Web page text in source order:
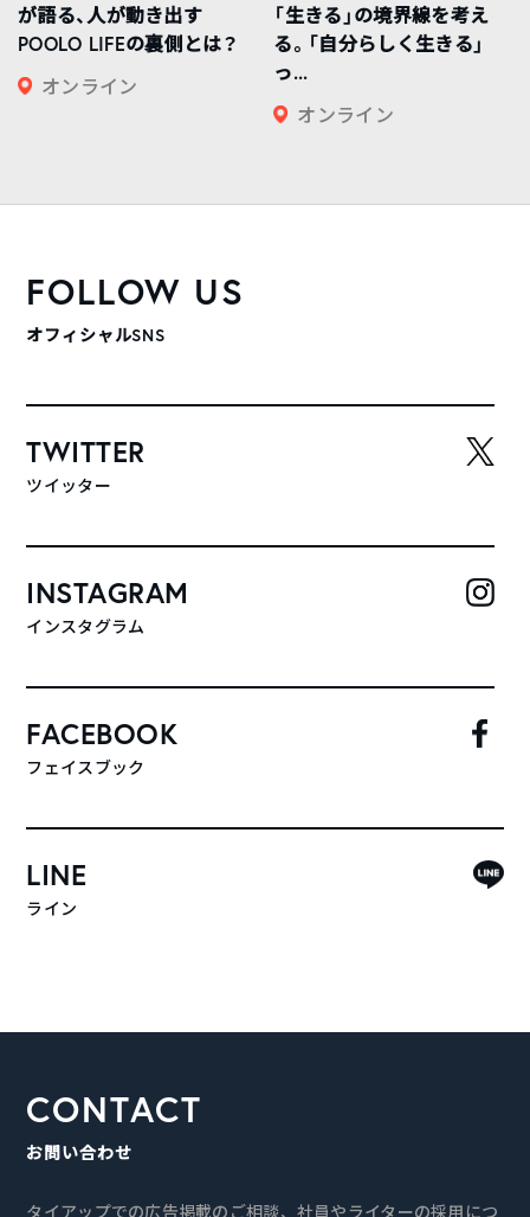
が語る、人が動き出す
POOLO LIFEの裏側とは？
オンライン
「生きる」の境界線を考え
る。「自分らしく生きる」
っ...
オンライン
FOLLOW US
オフィシャルSNS
TWITTER
ツイッター
INSTAGRAM
インスタグラム
FACEBOOK
フェイスブック
LINE
ライン
CONTACT
お問い合わせ
タイアップでの広告掲載のご相談、社員やライターの採用につ